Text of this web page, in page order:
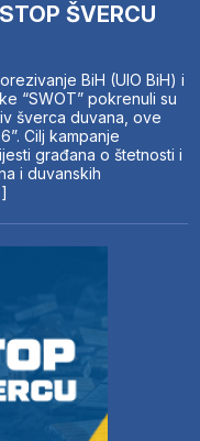
ŠVERCU
BiH (UIO BiH) i
“SWOT” pokrenuli su
šverca duvana, ove
Cilj kampanje
građana o štetnosti i
i duvanskih